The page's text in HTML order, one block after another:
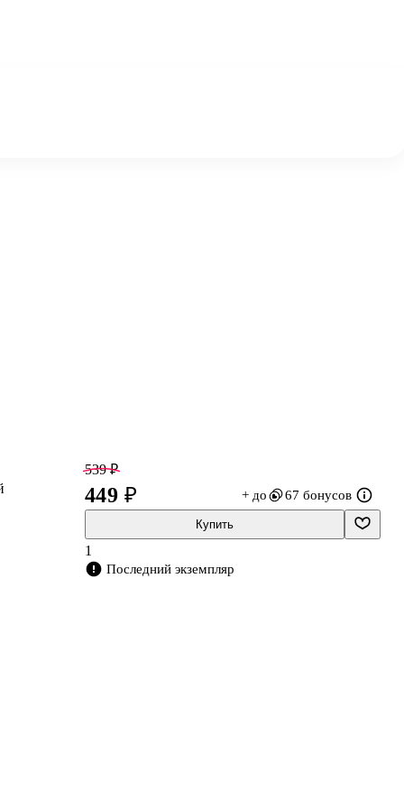
539 ₽
449 ₽ + до 67 бонусов
Купить
1
Последний экземпляр